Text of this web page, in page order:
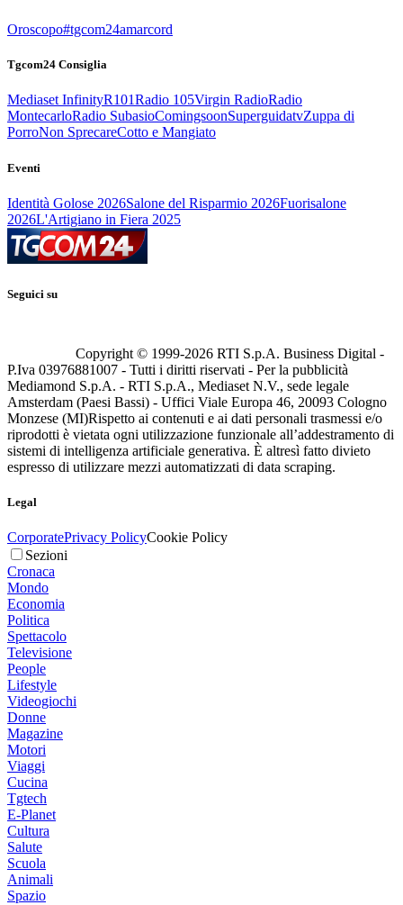
Oroscopo#tgcom24amarcord
Tgcom24 Consiglia
Mediaset InfinityR101Radio 105Virgin RadioRadio
MontecarloRadio SubasioComingsoonSuperguidatvZuppa di
PorroNon SprecareCotto e Mangiato
Eventi
Identità Golose 2026Salone del Risparmio 2026Fuorisalone
2026L'Artigiano in Fiera 2025
Seguici su
Copyright © 1999-2026 RTI S.p.A. Business Digital -
P.Iva 03976881007 - Tutti i diritti riservati - Per la pubblicità
Mediamond S.p.A. - RTI S.p.A., Mediaset N.V., sede legale
Amsterdam (Paesi Bassi) - Uffici Viale Europa 46, 20093 Cologno
Monzese (MI)Rispetto ai contenuti e ai dati personali trasmessi e/o
riprodotti è vietata ogni utilizzazione funzionale all’addestramento di
sistemi di intelligenza artificiale generativa. È altresì fatto divieto
espresso di utilizzare mezzi automatizzati di data scraping.
Legal
CorporatePrivacy PolicyCookie Policy
Sezioni
Cronaca
Mondo
Economia
Politica
Spettacolo
Televisione
People
Lifestyle
Videogiochi
Donne
Magazine
Motori
Viaggi
Cucina
Tgtech
E-Planet
Cultura
Salute
Scuola
Animali
Spazio